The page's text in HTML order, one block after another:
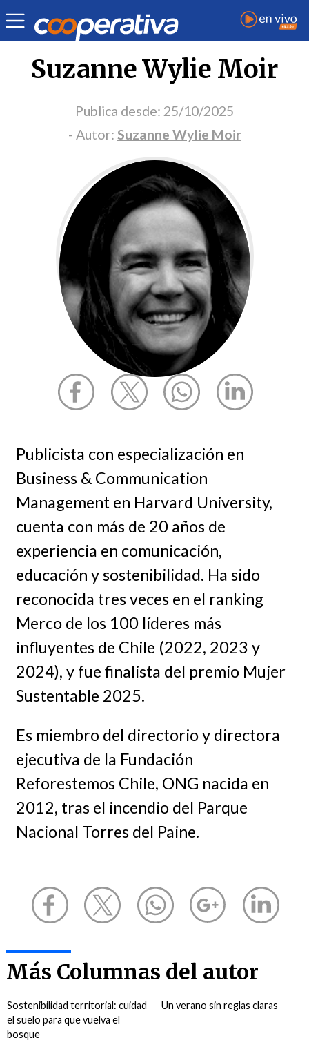
Portada Opinión
Suzanne Wylie Moir
Publica desde: 25/10/2025
- Autor: Suzanne Wylie Moir
Publicista con especialización en
Business & Communication
Management en Harvard University,
cuenta con más de 20 años de
experiencia en comunicación,
educación y sostenibilidad. Ha sido
reconocida tres veces en el ranking
Merco de los 100 líderes más
influyentes de Chile (2022, 2023 y
2024), y fue finalista del premio Mujer
Sustentable 2025.
Es miembro del directorio y directora
ejecutiva de la Fundación
Reforestemos Chile, ONG nacida en
2012, tras el incendio del Parque
Nacional Torres del Paine.
Más Columnas del autor
Sostenibilidad territorial: cuidad
el suelo para que vuelva el
bosque
Un verano sin reglas claras